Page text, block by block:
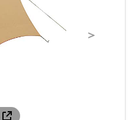
＞